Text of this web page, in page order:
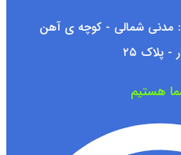
: مدنی شمالی - کوچه ی آهن
۲۵
هستیم